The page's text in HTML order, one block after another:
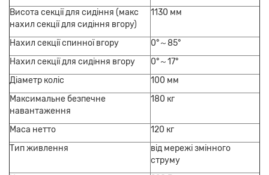
Висота секції для сидіння (макс
нахил секції для сидіння вгору)
1130 мм
Нахил секції спинної вгору
0°～85°
Нахил секції для сидіння вгору
0°～17°
Діаметр коліс
100 мм
Максимальне безпечне
навантаження
180 кг
Маса нетто
120 кг
Тип живлення
від мережі змінного
струму